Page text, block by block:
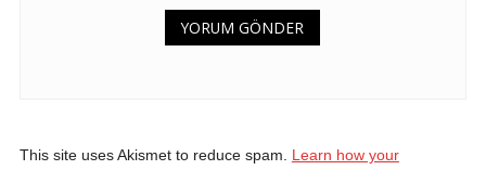
This site uses Akismet to reduce spam. Learn how your